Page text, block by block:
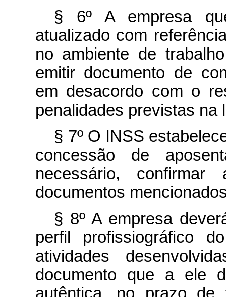
§ 6º A empresa
atualizado com
no ambiente de
emitir documento de
em desacordo com o
penalidades previstas na
§ 7º O INSS
concessão de
necessário,
documentos
§ 8º A empresa
perfil profissiográfico
atividades
documento que a ele
autêntica, no prazo